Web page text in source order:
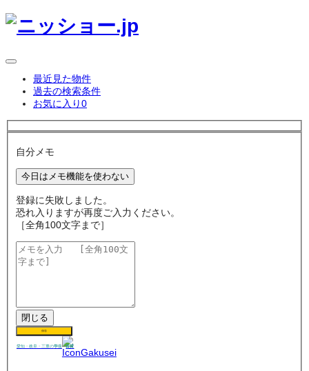
最近見た物件
過去の検索条件
お気に入り0
自分メモ
今日はメモ機能を使わない
登録に失敗しました。
恐れ入りますが再度ご入力ください。
［全角100文字まで］
閉じる
保存
愛知・岐阜・三重の学生 賃貸